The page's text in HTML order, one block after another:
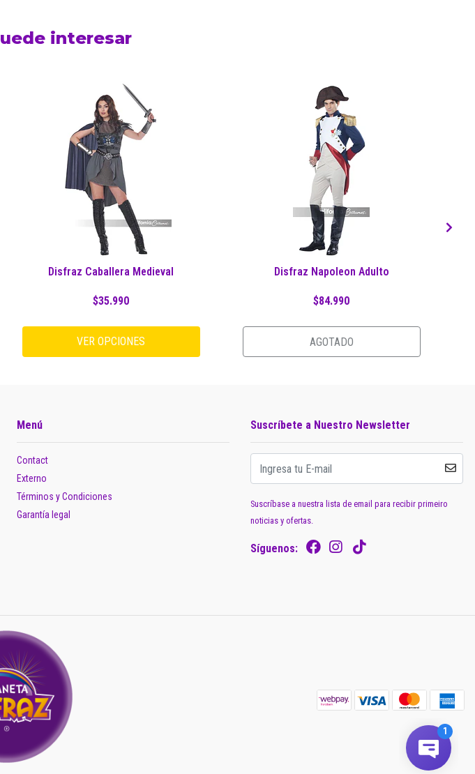
interesar
Disfraz Caballera Medieval
$35.990
VER OPCIONES
Disfraz Napoleon Adulto
$84.990
AGOTADO
Menú
Contact
Externo
Términos y Condiciones
Garantía legal
Suscríbete a Nuestro Newsletter
Suscríbase a nuestra lista de email para recibir primeiro
noticias y ofertas.
Síguenos: